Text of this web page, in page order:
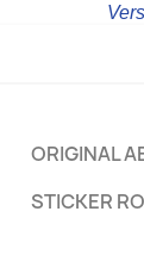
ORIGINAL
STICKER